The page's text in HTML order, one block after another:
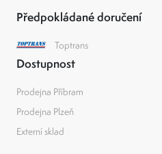
Předpokládané doručení
Toptrans
Dostupnost
Prodejna Příbram
Prodejna Plzeň
Externí sklad